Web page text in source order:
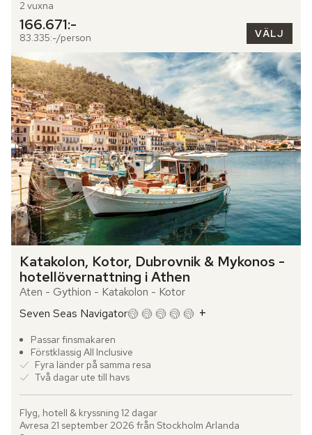
2 vuxna
166.671:-
83.335:-/person VÄLJ
Katakolon, Kotor, Dubrovnik & Mykonos -
hotellövernattning i Athen
Aten - Gythion - Katakolon - Kotor
Seven Seas Navigator
+
Passar finsmakaren
Förstklassig All Inclusive
Fyra länder på samma resa
Två dagar ute till havs
Flyg, hotell & kryssning 12 dagar
Avresa 21 september 2026 från Stockholm Arlanda